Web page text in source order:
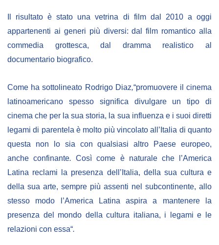
Il risultato è stato una vetrina di film dal 2010 a oggi
appartenenti ai generi più diversi: dal film romantico alla
commedia grottesca, dal dramma realistico al
documentario biografico.
Come ha sottolineato Rodrigo Diaz,“promuovere il cinema
latinoamericano spessosignifica divulgare un tipo di
cinema che per la sua storia, la sua influenza e i suoi diretti
legami di parentela è molto più vincolato all’Italia di quanto
questa non lo sia con qualsiasi altro Paese europeo,
anche confinante. Così come è naturale che l’America
Latina reclami la presenza dell’Italia, della sua cultura e
della sua arte, sempre più assenti nel subcontinente, allo
stesso modo l’America Latina aspira a mantenere la
presenza del mondo della cultura italiana, i legami e le
relazioni con essa“.